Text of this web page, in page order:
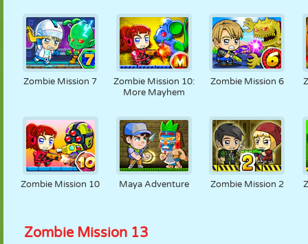
Zombie Mission 7
Zombie Mission 10:
More Mayhem
Zombie Mission 6
Zombie Mission 10 Maya Adventure Zombie Mission 2
Zombie Mission 13